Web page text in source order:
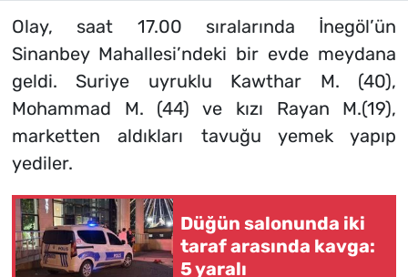
Olay, saat 17.00 sıralarında İnegöl’ün
Sinanbey Mahallesi’ndeki bir evde meydana
geldi. Suriye uyruklu Kawthar M. (40),
Mohammad M. (44) ve kızı Rayan M.(19),
marketten aldıkları tavuğu yemek yapıp
yediler.
Düğün salonunda iki
taraf arasında kavga:
5 yaralı